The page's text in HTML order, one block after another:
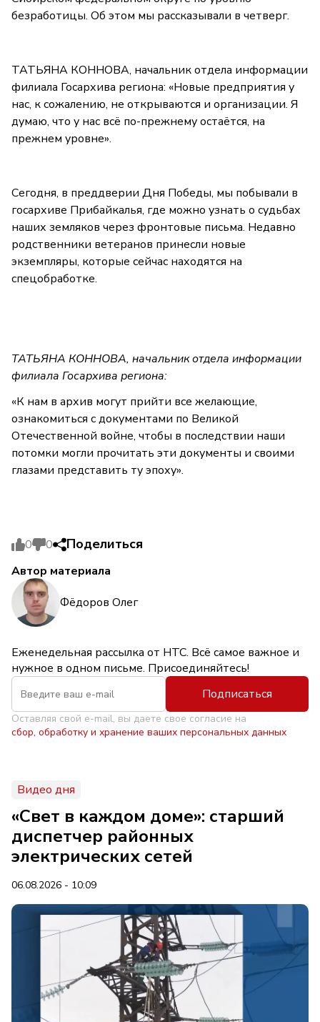
безработицы. Об этом мы рассказывали в четверг.
ТАТЬЯНА КОННОВА, начальник отдела информации
филиала Госархива региона: «Новые предприятия у
нас, к сожалению, не открываются и организации. Я
думаю, что у нас всё по-прежнему остаётся, на
прежнем уровне».
Сегодня, в преддверии Дня Победы, мы побывали в
госархиве Прибайкалья, где можно узнать о судьбах
наших земляков через фронтовые письма. Недавно
родственники ветеранов принесли новые
экземпляры, которые сейчас находятся на
спецобработке.
ТАТЬЯНА КОННОВА, начальник отдела информации
филиала Госархива региона:
«К нам в архив могут прийти все желающие,
ознакомиться с документами по Великой
Отечественной войне, чтобы в последствии наши
потомки могли прочитать эти документы и своими
глазами представить ту эпоху».
0 0 Поделиться
Автор материала
Фёдоров Олег
Еженедельная рассылка от НТС. Всё самое важное и
нужное в одном письме. Присоединяйтесь!
Подписаться
Оставляя свой e-mail, вы даете свое согласие на
сбор, обработку и хранение ваших персональных данных
Видео дня
«Свет в каждом доме»: старший
диспетчер районных
электрических сетей
06.08.2026 - 10:09